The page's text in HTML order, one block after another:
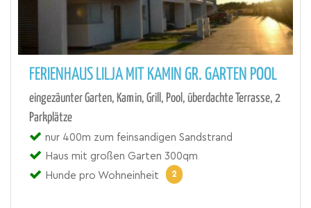
FERIENHAUS LILJA MIT KAMIN GR. GARTEN POOL
eingezäunter Garten, Kamin, Grill, Pool, überdachte Terrasse, 2
Parkplätze
nur 400m zum feinsandigen Sandstrand
Haus mit großen Garten 300qm
Hunde pro Wohneinheit
2